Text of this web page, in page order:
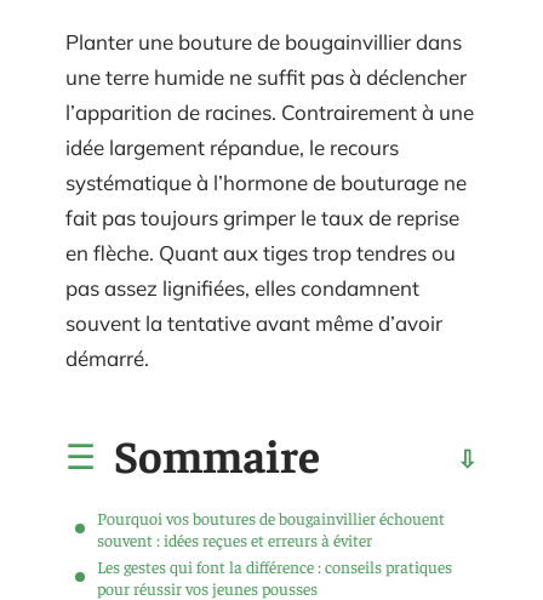
Planter une bouture de bougainvillier dans
une terre humide ne suffit pas à déclencher
l’apparition de racines. Contrairement à une
idée largement répandue, le recours
systématique à l’hormone de bouturage ne
fait pas toujours grimper le taux de reprise
en flèche. Quant aux tiges trop tendres ou
pas assez lignifiées, elles condamnent
souvent la tentative avant même d’avoir
démarré.
Sommaire
Pourquoi vos boutures de bougainvillier échouent
souvent : idées reçues et erreurs à éviter
Les gestes qui font la différence : conseils pratiques
pour réussir vos jeunes pousses